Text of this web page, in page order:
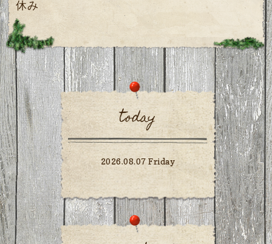
休み
today
2026.08.07 Friday